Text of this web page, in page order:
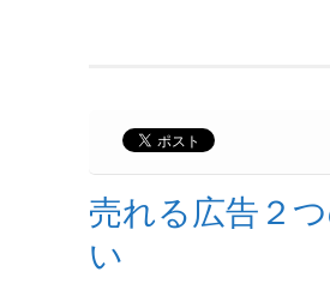
売れる広告２
い